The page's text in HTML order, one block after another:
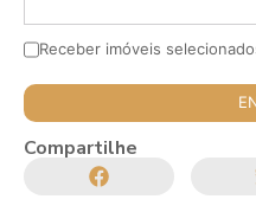
Receber imóveis
Compartilhe